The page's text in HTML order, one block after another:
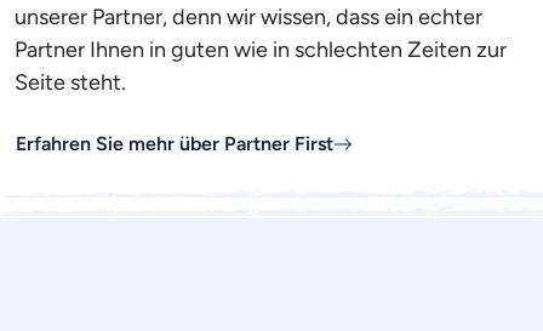
unserer Partner, denn wir wissen, dass ein echter
Partner Ihnen in guten wie in schlechten Zeiten zur
Seite steht.
Erfahren Sie mehr über Partner First